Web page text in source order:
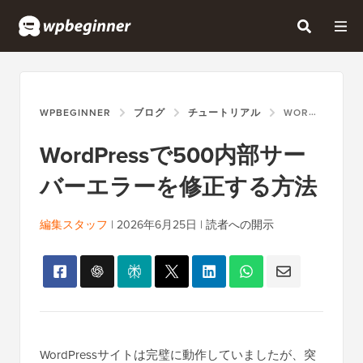
WPBEGINNER ブログ チュートリアル WORDPRESSで500内部サーバーエラーを修正する方法
WordPressで500内部サー
バーエラーを修正する方法
編集スタッフ | 2026年6月25日 | 読者への開示
WordPressサイトは完璧に動作していましたが、突